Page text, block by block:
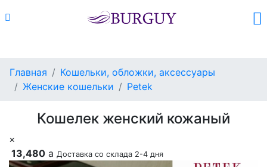
Главная
Кошельки, обложки, аксессуары
Женские кошельки
Petek
Кошелек женский кожаный
×
13,480 a Доставка со склада 2-4 дня